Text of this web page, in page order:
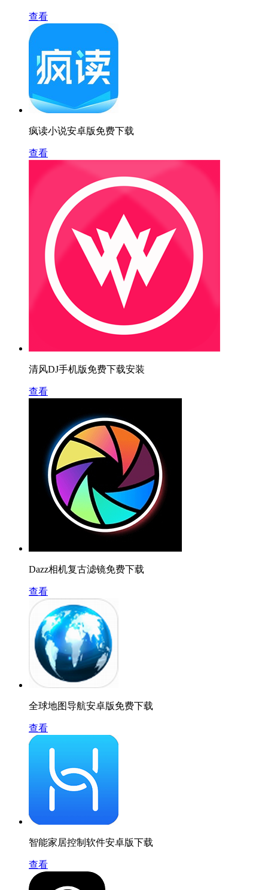
查看
疯读小说安卓版免费下载
查看
清风DJ手机版免费下载安装
查看
Dazz相机复古滤镜免费下载
查看
全球地图导航安卓版免费下载
查看
智能家居控制软件安卓版下载
查看